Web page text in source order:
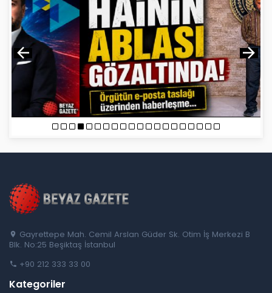
Gayrettepe Mah. Cemil Arslan Güder Sk. Otim İş Merkezi B
Blk. No:25 Beşiktaş İstanbul
+90 212 333 33 00
Kategoriler